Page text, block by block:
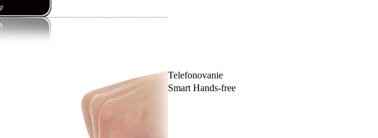
Telefonovanie
Smart Hands-free